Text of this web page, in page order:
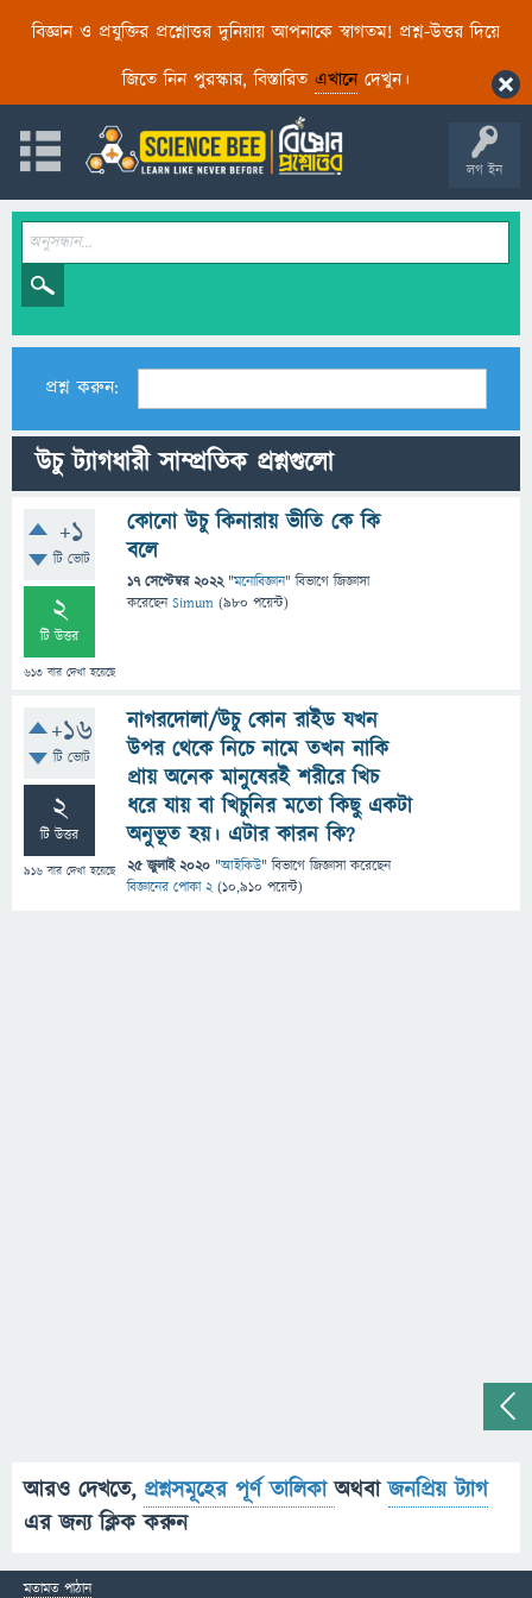
বিজ্ঞান ও প্রযুক্তির প্রশ্নোত্তর দুনিয়ায় আপনাকে স্বাগতম! প্রশ্ন-উত্তর দিয়ে
জিতে নিন পুরস্কার, বিস্তারিত এখানেদেখুন।
লগ ইন
প্রশ্ন করুন:
উচু ট্যাগধারী সাম্প্রতিক প্রশ্নগুলো
+1
টি ভোট
2
টি উত্তর
613 বার দেখা হয়েছে
কোনো উচু কিনারায় ভীতি কে কি
বলে
17 সেপ্টেম্বর 2022 "মনোবিজ্ঞান" বিভাগে জিজ্ঞাসা
করেছেনSimum (980 পয়েন্ট)
+16
টি ভোট
2
টি উত্তর
916 বার দেখা হয়েছে
নাগরদোলা/উচু কোন রাইড যখন
উপর থেকে নিচে নামে তখন নাকি
প্রায় অনেক মানুষেরই শরীরে খিচ
ধরে যায় বা খিচুনির মতো কিছু একটা
অনুভূত হয়। এটার কারন কি?
25 জুলাই 2020 "আইকিউ" বিভাগে জিজ্ঞাসাকরেছেন
বিজ্ঞানের পোকা 2 (10,910 পয়েন্ট)
আরও দেখতে, প্রশ্নসমূহের পূর্ণ তালিকাঅথবাজনপ্রিয় ট্যাগ
এর জন্য ক্লিক করুন
মতামত পাঠান